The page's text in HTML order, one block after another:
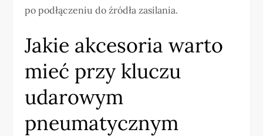
po podłączeniu do źródła zasilania.
Jakie akcesoria warto
mieć przy kluczu
udarowym
pneumatycznym